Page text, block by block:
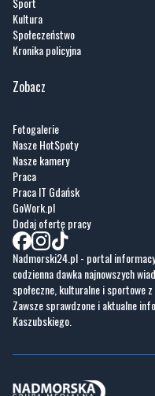
Zobacz
Nasze HotSpoty
Praca IT Gdańsk
GoWork.pl
Dodaj ofertę pracy
Nadmorski24.pl - portal
codzienna dawka najnowszych
społeczne, kulturalne i sportowe z
Zawsze sprawdzone i aktualne
Kaszubskiego.